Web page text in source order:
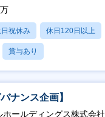
祝休み 休日120日以上
賞与あり
ナンス企画】
ールディングス株式会社